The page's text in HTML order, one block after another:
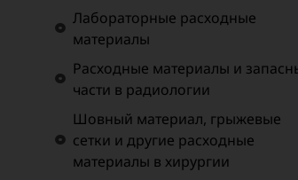
Лабораторные расходные
материалы
Расходные материалы и
части в радиологии
Шовный материал, грыжевые
сетки и другие расходные
материалы в хирургии